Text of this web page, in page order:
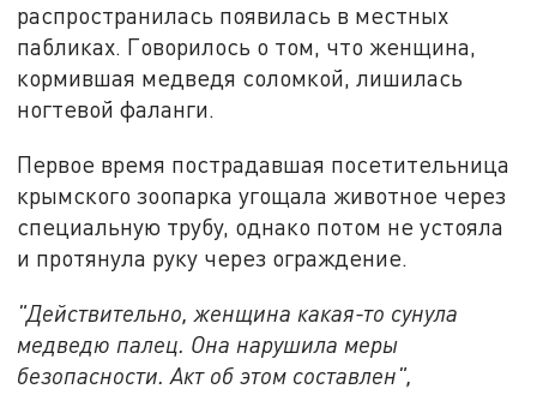
распространилась появилась в местных
пабликах. Говорилось о том, что женщина,
кормившая медведя соломкой, лишилась
ногтевой фаланги.
Первое время пострадавшая посетительница
крымского зоопарка угощала животное через
специальную трубу, однако потом не устояла
и протянула руку через ограждение.
"Действительно, женщина какая-то сунула
медведю палец. Она нарушила меры
безопасности. Акт об этом составлен",